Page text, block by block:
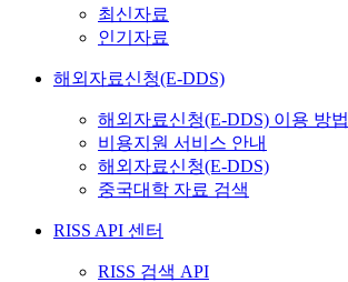
최신자료
인기자료
해외자료신청(E-DDS)
해외자료신청(E-DDS) 이용 방법
비용지원 서비스 안내
해외자료신청(E-DDS)
중국대학 자료 검색
RISS API 센터
RISS 검색 API